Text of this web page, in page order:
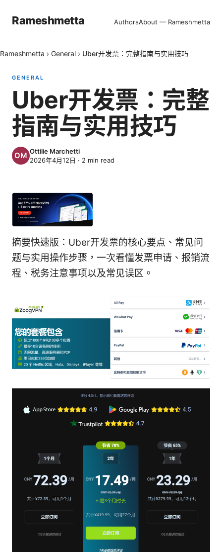
Rameshmetta AuthorsAbout — Rameshmetta
Rameshmetta › General › Uber开发票：完整指南与实用技巧
GENERAL
Uber开发票：完整
指南与实用技巧
Ottilie Marchetti
2026年4月12日 · 2 min read
摘要快速版：Uber开发票的核心要点、常见问
题与实用操作步骤，一次看懂发票申请、报销流
程、税务注意事项以及常见误区。